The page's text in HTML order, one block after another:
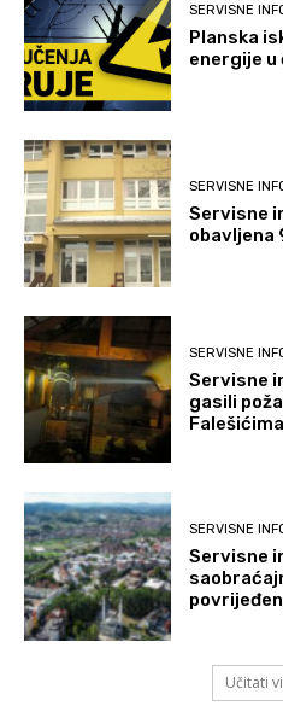
SERVISNE
Planska
energije
SERVISNE
Servisne
obavljena
SERVISNE
Servisne
gasili
Falešićima
SERVISNE
Servisne
Učitati